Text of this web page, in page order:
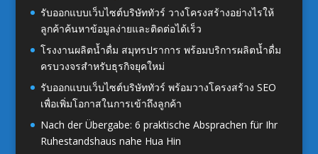
รับออกแบบเว็บไซต์บริษัททัวร์ วางโครงสร้างอย่างไรให้
ลูกค้าค้นหาข้อมูลง่ายและติดต่อได้เร็ว
โรงงานผลิตน้ำดื่ม สมุทรปราการ พร้อมบริการผลิตน้ำดื่ม
ครบวงจรสำหรับธุรกิจยุคใหม่
รับออกแบบเว็บไซต์บริษัททัวร์ พร้อมวางโครงสร้าง SEO
เพื่อเพิ่มโอกาสในการเข้าถึงลูกค้า
Nach der Übergabe: 6 praktische Absprachen für Ihr
Ruhestandshaus nahe Hua Hin